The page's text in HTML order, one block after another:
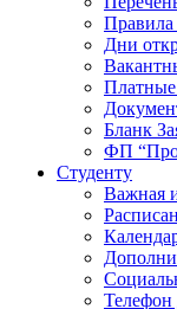
Правила
Дни
Платные
Бланк
ФП
Студенту
Важная
Телефон